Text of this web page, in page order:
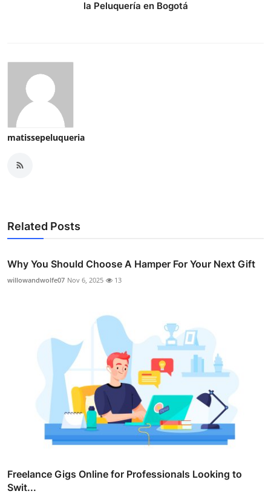
la Peluquería en Bogotá
matissepeluqueria
Related Posts
Why You Should Choose A Hamper For Your Next Gift
willowandwolfe07 Nov 6, 2025 13
Freelance Gigs Online for Professionals Looking to
Swit...